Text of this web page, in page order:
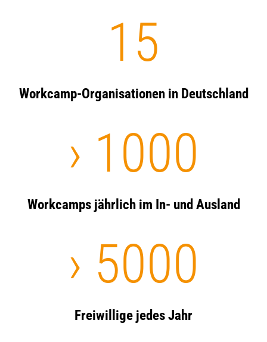
15
Workcamp-Organisationen in Deutschland
› 1000
Workcamps jährlich im In- und Ausland
› 5000
Freiwillige jedes Jahr